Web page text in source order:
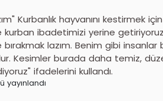
Kurbanlık hayvanını kestirmek
kurban ibadetimizi yerine
lazım. Benim gibi insanlar
Kesimler burada daha temiz,
ifadelerini kullandı.
yayınlandı